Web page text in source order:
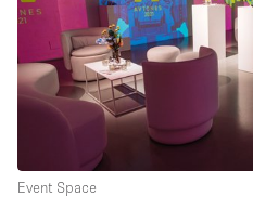
Event Space